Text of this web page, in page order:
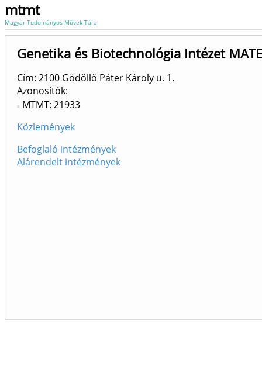
mtmt
Magyar Tudományos Művek Tára
Genetika és Biotechnológia Intézet
Cím: 2100 Gödöllő Páter Károly u. 1.
Azonosítók
MTMT: 21933
Közlemények
Befoglaló intézmények
Alárendelt intézmények